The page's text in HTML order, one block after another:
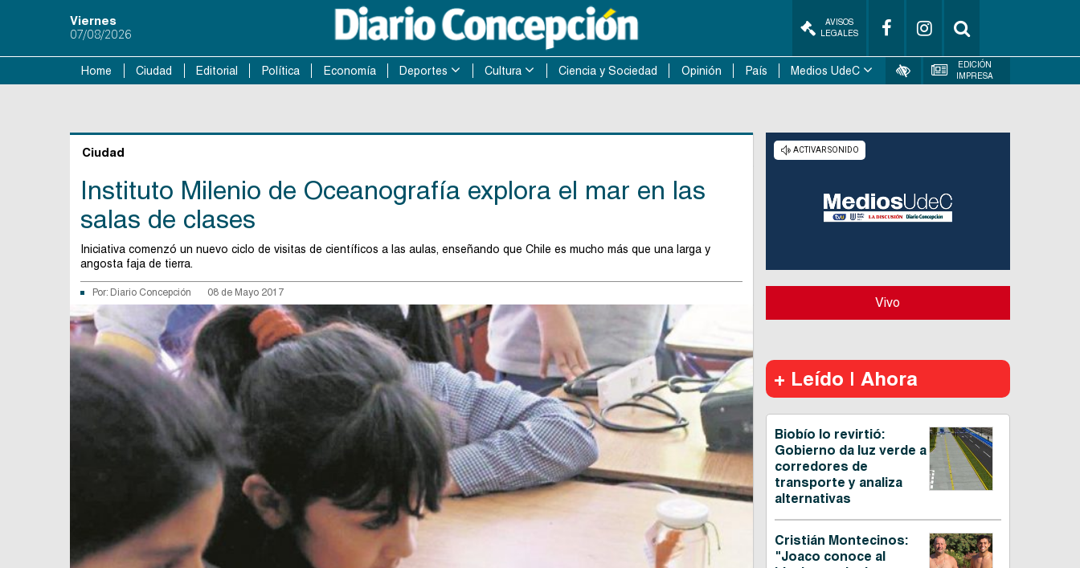
Viernes
07/08/2026
AVISOS
LEGALES
Home Ciudad Editorial Política Economía Deportes Cultura Ciencia y Sociedad Opinión País Medios UdeC
EDICIÓN
IMPRESA
Ciudad
Instituto Milenio de Oceanografía explora el mar en las
salas de clases
Iniciativa comenzó un nuevo ciclo de visitas de científicos a las aulas, enseñando que Chile es mucho más que una larga y
angosta faja de tierra.
Por: Diario Concepción 08 de Mayo 2017
Vivo
+ Leído | Ahora
Biobío lo revirtió:
Gobierno da luz verde a
corredores de
transporte y analiza
alternativas
Cristián Montecinos:
"Joaco conoce al